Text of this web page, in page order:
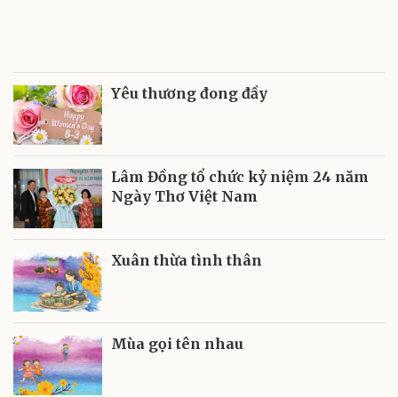
Yêu thương đong đầy
Lâm Đồng tổ chức kỷ niệm 24 năm
Ngày Thơ Việt Nam
Xuân thừa tình thân
Mùa gọi tên nhau